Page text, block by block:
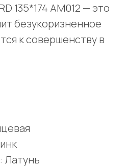
135*174 AM012 — это
безукоризненное
к совершенству в
Латунь